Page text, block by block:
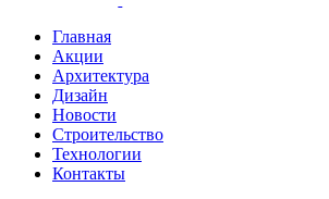
Главная
Акции
Архитектура
Дизайн
Новости
Строительство
Технологии
Контакты